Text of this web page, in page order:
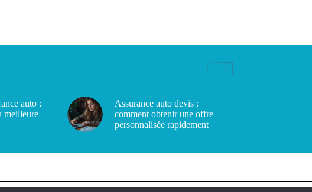
auto :
meilleure
Assurance auto devis :
comment obtenir une offre
personnalisée rapidement